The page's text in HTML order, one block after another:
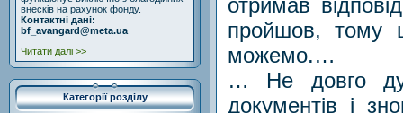
внесків на рахунок фонду.
Контактні дані:
bf_avangard@meta.ua
Читати далі >>
Категорії розділу
пройшов, тому
можемо.…
… Не довго
документів і